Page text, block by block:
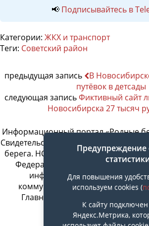
📢 Подписывайтесь в
Категории: ЖКХ и транспорт
Теги: Советский район
предыдущая запись
В
путёвок в детсады
следующая записьФиктивный сайт
Новосибирска 27 тысяч
Информационный портал «Родные
Свидетельство о регистрации
берега. НСК»: Эл № ФС77-74717 от
Федеральной службой по надзору
информационных технологий
коммуникаций. Учредитель ООО
Главный редактор Байжанов
Предупреждение
Для повышения
используем cookies (
К сайту
Яндекс.Метрика,